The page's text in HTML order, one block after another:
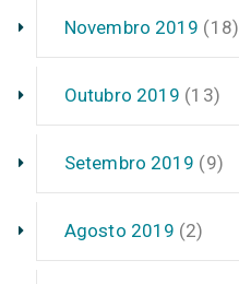
Novembro 2019 (18)
Outubro 2019 (13)
Setembro 2019 (9)
Agosto 2019 (2)